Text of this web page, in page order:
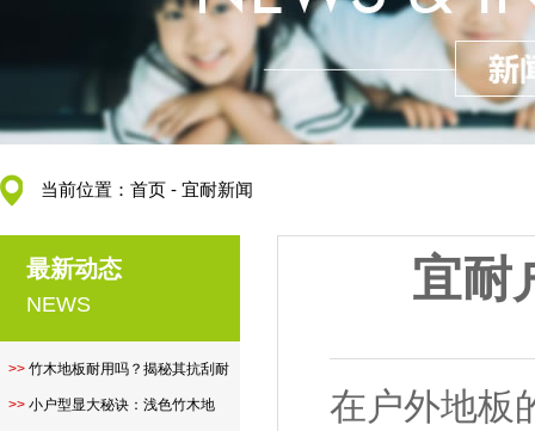
当前位置： 首页 - 宜耐新闻
最新动态
NEWS
>> 竹木地板耐用吗？揭秘其抗刮耐
磨性..
>> 小户型显大秘诀：浅色竹木地
宜耐
在户外地板